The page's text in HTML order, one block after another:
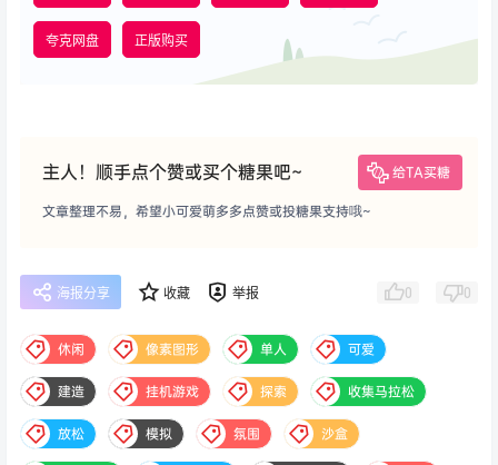
夸克网盘 正版购买
主人！顺手点个赞或买个糖果吧~ 给TA买糖
文章整理不易，希望小可爱萌多多点赞或投糖果支持哦~
海报分享 收藏 举报 0 0
休闲 像素图形 单人 可爱
建造 挂机游戏 探索 收集马拉松
放松 模拟 氛围 沙盒